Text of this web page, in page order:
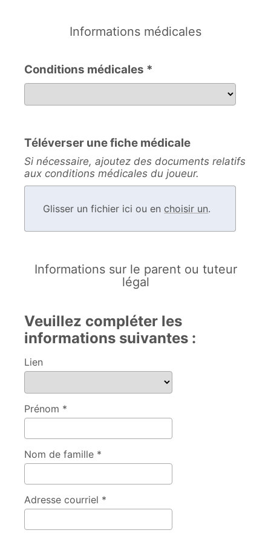
Informations médicales
Conditions médicales *
Conditions médicales
Téléverser une fiche médicale
Si nécessaire, ajoutez des documents relatifs
aux conditions médicales du joueur.
Glisser un fichier ici ou enchoisir un.
Informations sur le parent ou tuteur
légal
Veuillez compléter les
informations suivantes :
Lien
Prénom *
Nom de famille *
Adresse courriel *